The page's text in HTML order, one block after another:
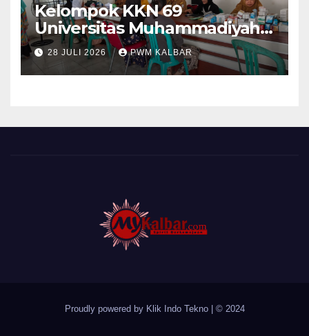
Kelompok KKN 69
Universitas Muhammadiyah
Pontianak Dibagi Dua Tim,
Cat Bangunan dan Dampingi
Pelayanan Posyandu Lansia
28 JULI 2026 PWM KALBAR
Proudly powered by Klik Indo Tekno © 2024